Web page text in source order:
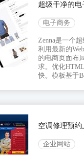
超级干净的电
电子商务
Zenna是一个
利用最新的
的电商页面布
求。优化
快。模板基于
空调修理预约
企业网站